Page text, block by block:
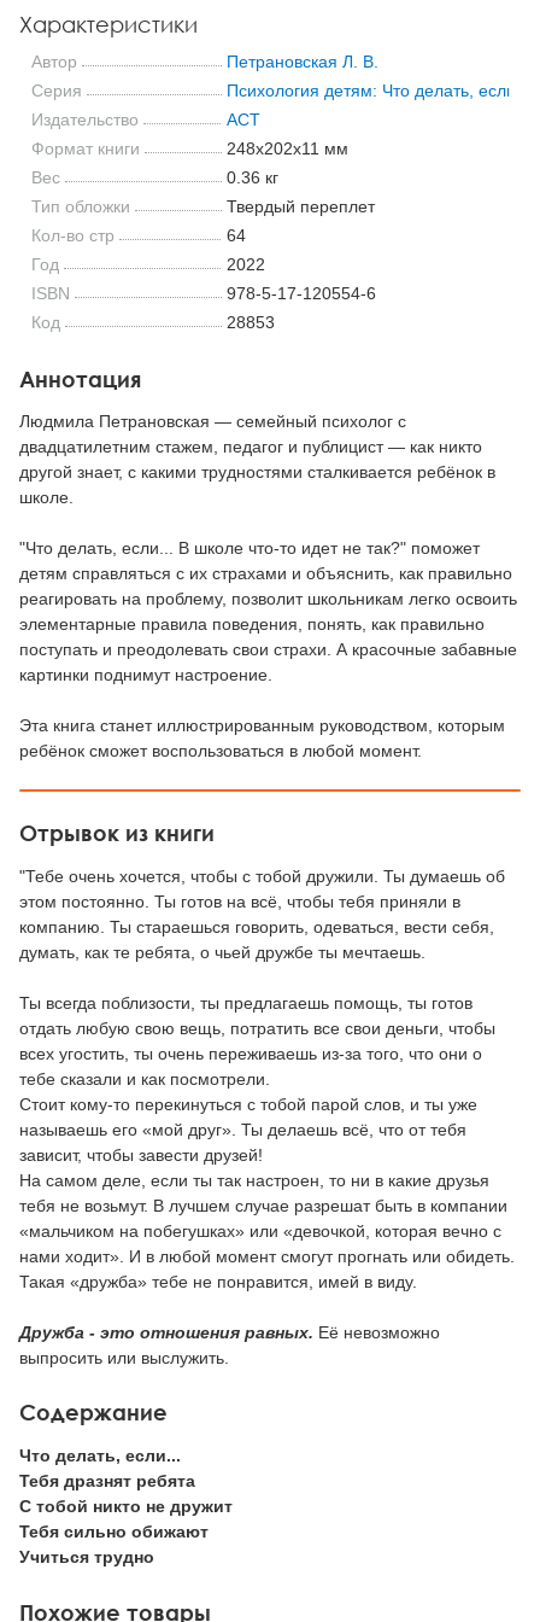
Характеристики
Автор
Петрановская Л. В.
Серия
Психология детям: Что делать, если?
Издательство
АСТ
Формат книги
248x202x11 мм
Вес
0.36 кг
Тип обложки
Твердый переплет
Кол-во стр
64
Год
2022
ISBN
978-5-17-120554-6
Код
28853
Аннотация
Людмила Петрановская — семейный психолог с
двадцатилетним стажем, педагог и публицист — как никто
другой знает, с какими трудностями сталкивается ребёнок в
школе.
"Что делать, если... В школе что-то идет не так?" поможет
детям справляться с их страхами и объяснить, как правильно
реагировать на проблему, позволит школьникам легко освоить
элементарные правила поведения, понять, как правильно
поступать и преодолевать свои страхи. А красочные забавные
картинки поднимут настроение.
Эта книга станет иллюстрированным руководством, которым
ребёнок сможет воспользоваться в любой момент.
Отрывок из книги
"Тебе очень хочется, чтобы с тобой дружили. Ты думаешь об
этом постоянно. Ты готов на всё, чтобы тебя приняли в
компанию. Ты стараешься говорить, одеваться, вести себя,
думать, как те ребята, о чьей дружбе ты мечтаешь.
Ты всегда поблизости, ты предлагаешь помощь, ты готов
отдать любую свою вещь, потратить все свои деньги, чтобы
всех угостить, ты очень переживаешь из-за того, что они о
тебе сказали и как посмотрели.
Стоит кому-то перекинуться с тобой парой слов, и ты уже
называешь его «мой друг». Ты делаешь всё, что от тебя
зависит, чтобы завести друзей!
На самом деле, если ты так настроен, то ни в какие друзья
тебя не возьмут. В лучшем случае разрешат быть в компании
«мальчиком на побегушках» или «девочкой, которая вечно с
нами ходит». И в любой момент смогут прогнать или обидеть.
Такая «дружба» тебе не понравится, имей в виду.
Дружба - это отношения равных. Её невозможно
выпросить или выслужить.
Содержание
Что делать, если...
Тебя дразнят ребята
С тобой никто не дружит
Тебя сильно обижают
Учиться трудно
Похожие товары